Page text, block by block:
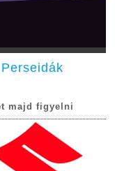
majd figyelni